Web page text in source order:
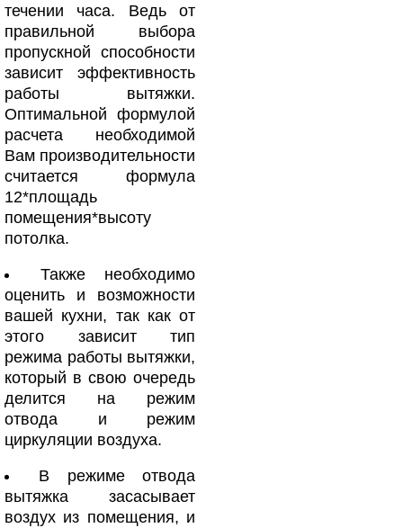
течении часа. Ведь от
правильной выбора
пропускной способности
зависит эффективность
работы вытяжки.
Оптимальной формулой
расчета необходимой
Вам производительности
считается формула
12*площадь
помещения*высоту
потолка.
Также необходимо
оценить и возможности
вашей кухни, так как от
этого зависит тип
режима работы вытяжки,
который в свою очередь
делится на режим
отвода и режим
циркуляции воздуха.
В режиме отвода
вытяжка засасывает
воздух из помещения, и